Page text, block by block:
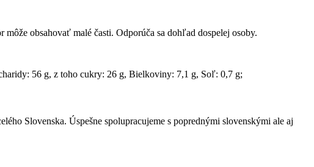
obsahovať malé časti. Odporúča sa dohľad dospelej osoby.
56 g, z toho cukry: 26 g, Bielkoviny: 7,1 g, Soľ: 0,7 g;
Slovenska. Úspešne spolupracujeme s poprednými slovenskými ale aj